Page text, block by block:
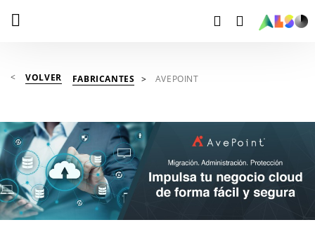
VOLVER FABRICANTES AVEPOINT